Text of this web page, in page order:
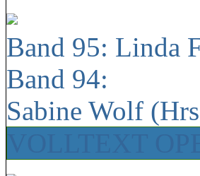
Band 95: Linda
Band 94:
Sabine Wolf